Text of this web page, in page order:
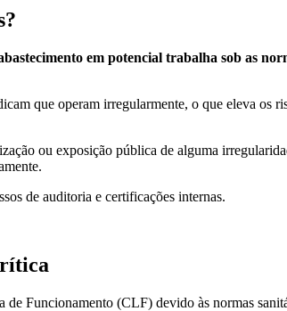
em potencial trabalha sob as
que operam irregularmente, o que eleva os
ou exposição pública de alguma
de auditoria e certificações internas.
Funcionamento (CLF) devido às normas